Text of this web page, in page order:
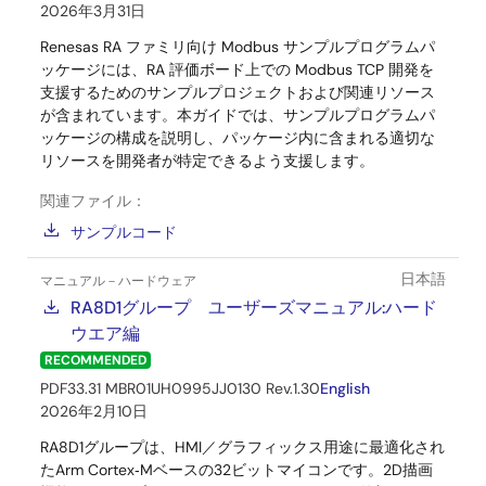
2026年3月31日
Renesas RA ファミリ向け Modbus サンプルプログラムパ
ッケージには、RA 評価ボード上での Modbus TCP 開発を
支援するためのサンプルプロジェクトおよび関連リソース
が含まれています。本ガイドでは、サンプルプログラムパ
ッケージの構成を説明し、パッケージ内に含まれる適切な
リソースを開発者が特定できるよう支援します。
関連ファイル：
サンプルコード
マニュアル－ハードウェア 日本語
RA8D1グループ ユーザーズマニュアル:ハード
ウエア編
RECOMMENDED
PDF33.31 MBR01UH0995JJ0130 Rev.1.30English
2026年2月10日
RA8D1グループは、HMI／グラフィックス用途に最適化され
たArm Cortex‑Mベースの32ビットマイコンです。2D描画